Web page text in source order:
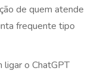
de quem atende
frequente tipo
o ChatGPT